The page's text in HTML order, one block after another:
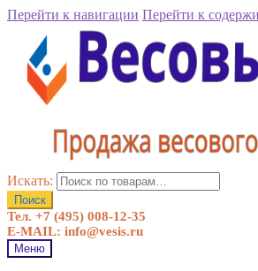
Перейти к навигации Перейти к
Искать:
Поиск
Тел. +7 (495) 008-12-35
E-MAIL: info@vesis.ru
Меню